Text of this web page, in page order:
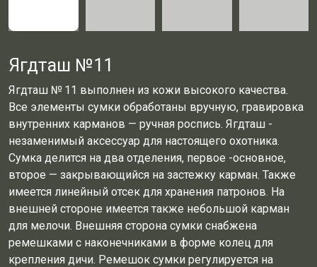
Ягдташ №11
Ягдташ № 11 выполнен из кожи высокого качества.
Все элементы сумки обработаны вручную, гравировка
внутренних карманов — ручная роспись. Ягдташ -
незаменимый аксессуар для настоящего охотника.
Сумка делится на два отделения, первое -основное,
второе — закрывающийся на застежку карман. Также
имеется линейный отсек для хранения патронов. На
внешней стороне имеется также небольшой карман
для мелочи. Внешняя сторона сумки снабжена
ремешками с наконечниками в форме колец для
крепления дичи. Ремешок сумки регулируется на